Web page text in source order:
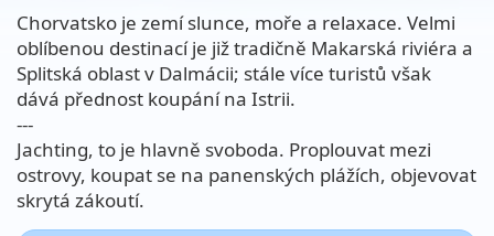
Chorvatsko je zemí slunce, moře a relaxace. Velmi
oblíbenou destinací je již tradičně Makarská riviéra a
Splitská oblast v Dalmácii; stále více turistů však
dává přednost koupání na Istrii.
---
Jachting, to je hlavně svoboda. Proplouvat mezi
ostrovy, koupat se na panenských plážích, objevovat
skrytá zákoutí.